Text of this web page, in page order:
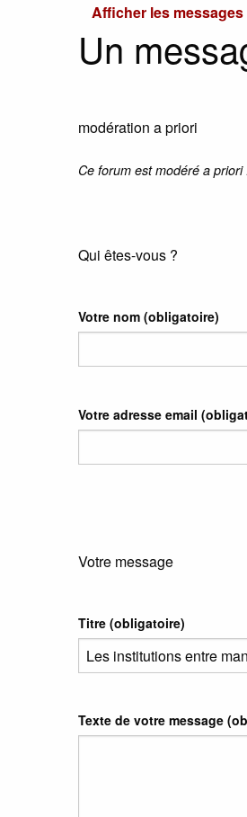
Afficher les
Un
modération a priori
Ce forum est modéré a
Qui êtes-vous ?
Votre nom (obligatoire)
Votre adresse email
Votre message
Titre (obligatoire)
Texte de votre message